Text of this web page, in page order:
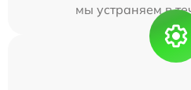
мы устраняем в